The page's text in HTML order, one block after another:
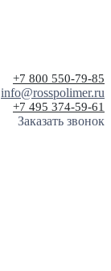
+7 800 550-79-85
info@rosspolimer.ru
+7 495 374-59-61
Заказать звонок